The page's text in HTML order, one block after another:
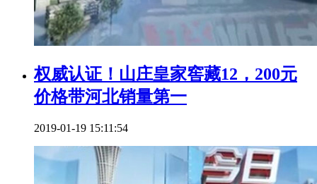
权威认证！山庄皇家窖藏12，200元
价格带河北销量第一
2019-01-19 15:11:54